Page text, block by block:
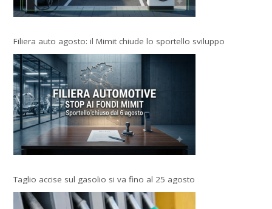
Filiera auto agosto: il Mimit chiude lo sportello sviluppo
Taglio accise sul gasolio si va fino al 25 agosto